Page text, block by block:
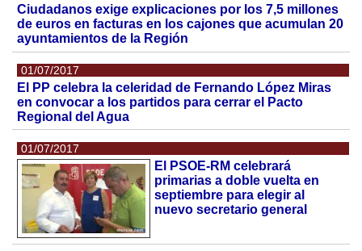
Ciudadanos exige explicaciones por los 7,5 millones
de euros en facturas en los cajones que acumulan 20
ayuntamientos de la Región
01/07/2017
El PP celebra la celeridad de Fernando López Miras
en convocar a los partidos para cerrar el Pacto
Regional del Agua
01/07/2017
El PSOE-RM celebrará
primarias a doble vuelta en
septiembre para elegir al
nuevo secretario general